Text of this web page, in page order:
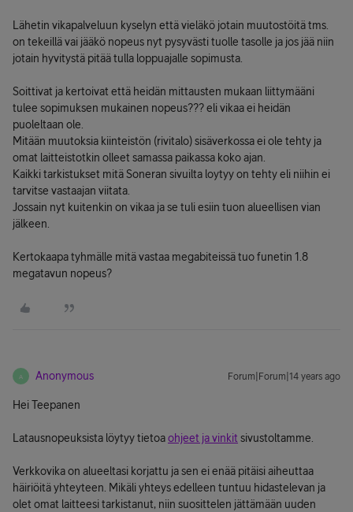
Lähetin vikapalveluun kyselyn että vieläkö jotain muutostöitä tms.
on tekeillä vai jääkö nopeus nyt pysyvästi tuolle tasolle ja jos jää niin
jotain hyvitystä pitää tulla loppuajalle sopimusta.
Soittivat ja kertoivat että heidän mittausten mukaan liittymääni
tulee sopimuksen mukainen nopeus??? eli vikaa ei heidän
puoleltaan ole.
Mitään muutoksia kiinteistön (rivitalo) sisäverkossa ei ole tehty ja
omat laitteistotkin olleet samassa paikassa koko ajan.
Kaikki tarkistukset mitä Soneran sivuilta loytyy on tehty eli niihin ei
tarvitse vastaajan viitata.
Jossain nyt kuitenkin on vikaa ja se tuli esiin tuon alueellisen vian
jälkeen.
Kertokaapa tyhmälle mitä vastaa megabiteissä tuo funetin 1.8
megatavun nopeus?
A Anonymous Forum|Forum|14 years ago
Hei Teepanen
Latausnopeuksista löytyy tietoaohjeet ja vinkit sivustoltamme.
Verkkovika on alueeltasi korjattu ja sen ei enää pitäisi aiheuttaa
häiriöitä yhteyteen. Mikäli yhteys edelleen tuntuu hidastelevan ja
olet omat laitteesi tarkistanut, niin suosittelen jättämään uuden